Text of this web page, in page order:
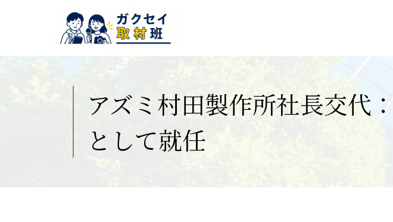
アズミ村田製作所社長交代
として就任